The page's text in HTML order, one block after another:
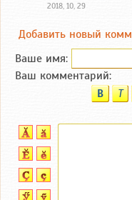
2018, 10, 29
Добавить новый
Ваше имя:
Ваш комментарий:
B T